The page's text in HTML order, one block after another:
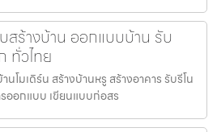
สร้างบ้าน ออกแบบบ้าน รับ
ทั่วไทย
โมเดิร์น สร้างบ้านหรู สร้างอาคาร รับรีโน
ออกแบบ เขียนแบบก่อสร